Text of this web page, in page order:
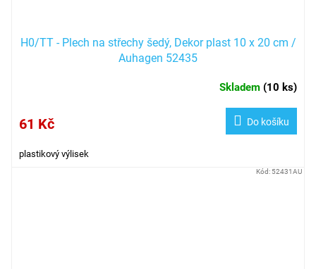
H0/TT - Plech na střechy šedý, Dekor plast 10 x 20 cm /
Auhagen 52435
Skladem (10 ks)
61 Kč Do košíku
plastikový výlisek
Kód: 52431AU